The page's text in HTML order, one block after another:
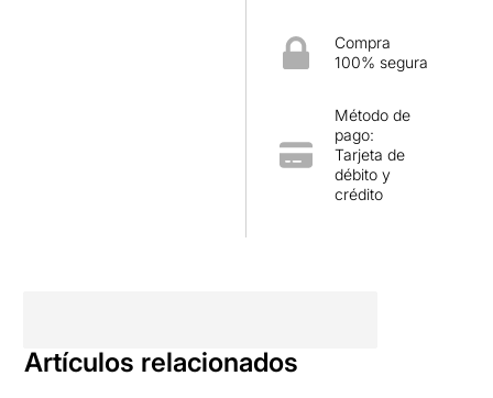
Compra
100% segura
Método de
pago:
Tarjeta de
débito y
crédito
Artículos relacionados